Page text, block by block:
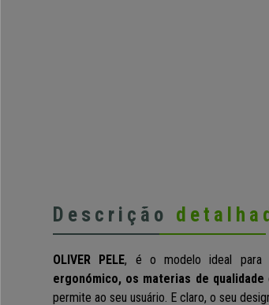
Descrição
OLIVER PELE, é o modelo ideal para
ergonómico, os materias de qualidade
permite ao seu usuário. E claro, o seu